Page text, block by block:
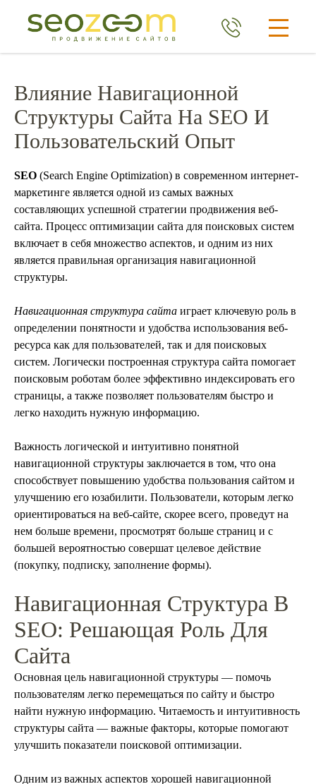
Влияние Навигационной
Структуры Сайта На SEO И
Пользовательский Опыт
SEO (Search Engine Optimization) в современном интернет-
маркетинге является одной из самых важных
составляющих успешной стратегии продвижения веб-
сайта. Процесс оптимизации сайта для поисковых систем
включает в себя множество аспектов, и одним из них
является правильная организация навигационной
структуры.
Навигационная структура сайта играет ключевую роль в
определении понятности и удобства использования веб-
ресурса как для пользователей, так и для поисковых
систем. Логически построенная структура сайта помогает
поисковым роботам более эффективно индексировать его
страницы, а также позволяет пользователям быстро и
легко находить нужную информацию.
Важность логической и интуитивно понятной
навигационной структуры заключается в том, что она
способствует повышению удобства пользования сайтом и
улучшению его юзабилити. Пользователи, которым легко
ориентироваться на веб-сайте, скорее всего, проведут на
нем больше времени, просмотрят больше страниц и с
большей вероятностью совершат целевое действие
(покупку, подписку, заполнение формы).
Навигационная Структура В
SEO: Решающая Роль Для
Сайта
Основная цель навигационной структуры — помочь
пользователям легко перемещаться по сайту и быстро
найти нужную информацию. Читаемость и интуитивность
структуры сайта — важные факторы, которые помогают
улучшить показатели поисковой оптимизации.
Одним из важных аспектов хорошей навигационной